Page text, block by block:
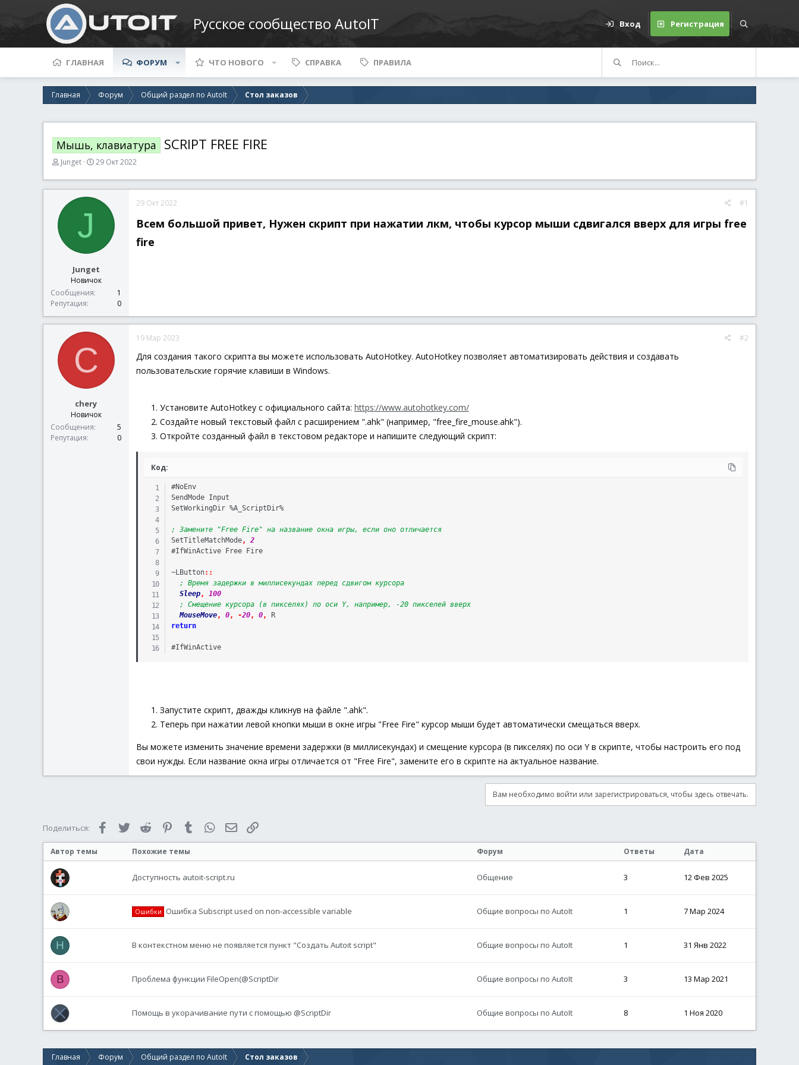
Русское сообщество AutoIT Вход Регистрация
ГЛАВНАЯ ФОРУМ ЧТО НОВОГО СПРАВКА ПРАВИЛА
Главная Форум Общий раздел по AutoIt Стол заказов
Мышь, клавиатура SCRIPT FREE FIRE
А
т
р
т
м
ы
Junget
Д
т
29 Окт 2022
J
Junget
Новичок
Сообщения
1
Репутация
0
29 Окт 2022 #1
Всем большой привет, Нужен скрипт при нажатии лкм, чтобы курсор мыши сдвигался вверх для игры free
fire​
C
chery
Новичок
Сообщения
5
Репутация
0
19 Мар 2023 #2
Для создания такого скрипта вы можете использовать AutoHotkey. AutoHotkey позволяет автоматизировать действия и создавать
пользовательские горячие клавиши в Windows.
Установите AutoHotkey с официального сайта: https://www.autohotkey.com/
Создайте новый текстовый файл с расширением ".ahk" (например, "free_fire_mouse.ahk").
Откройте созданный файл в текстовом редакторе и напишите следующий скрипт:
Код:
#NoEnv
SendMode
Input
SetWorkingDir %A_ScriptDir%
; Замените "Free Fire" на название окна игры, если оно отличается
SetTitleMatchMode,
2
#IfWinActive Free Fire
~LButton: :
; Время задержки в миллисекундах перед сдвигом курсора
Sleep,
100
; Смещение курсора (в пикселях) по оси Y, например, -20 пикселей вверх
MouseMove, 0, -20, 0,
R
return
#IfWinActive
Запустите скрипт, дважды кликнув на файле ".ahk".
Теперь при нажатии левой кнопки мыши в окне игры "Free Fire" курсор мыши будет автоматически смещаться вверх.
Вы можете изменить значение времени задержки (в миллисекундах) и смещение курсора (в пикселях) по оси Y в скрипте, чтобы настроить его под
свои нужды. Если название окна игры отличается от "Free Fire", замените его в скрипте на актуальное название.
Вам необходимо войти или зарегистрироваться, чтобы здесь отвечать.
Поделиться: FacebookTwitter Reddit PinterestTumblr WhatsAppЭлектронная почта
Автор темы Похожие темы Форум Ответы Дата
Доступность autoit-script.ru Общение 3 12 Фев 2025
Ошибки Ошибка Subscript used on non-accessible variable Общие вопросы по AutoIt 1 7 Мар 2024
H В контекстном меню не появляется пункт "Создать Autoit script" Общие вопросы по AutoIt 1 31 Янв 2022
B Проблема функции FileOpen(@ScriptDir Общие вопросы по AutoIt 3 13 Мар 2021
Помощь в укорачивание пути с помощью @ScriptDir Общие вопросы по AutoIt 8 1 Ноя 2020
Главная Форум Общий раздел по AutoIt Стол заказов